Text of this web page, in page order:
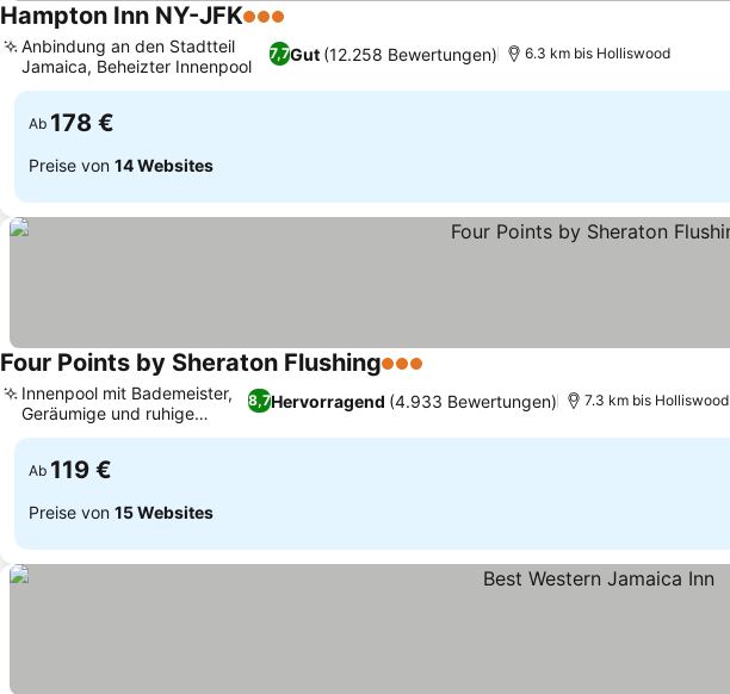
Hampton Inn NY-JFK3 Sterne
7,7Gut (12.258 Bewertungen)
Anbindung an den Stadtteil
Jamaica, Beheizter Innenpool
6.3 km bis Holliswood
Ab 178 €
Preise von 14 Websites
Four Points by Sheraton Flushing3 Sterne
8,7Hervorragend (4.933 Bewertungen)
Innenpool mit Bademeister,
Geräumige und ruhige
Zimmer
7.3 km bis Holliswood
Ab 119 €
Preise von 15 Websites